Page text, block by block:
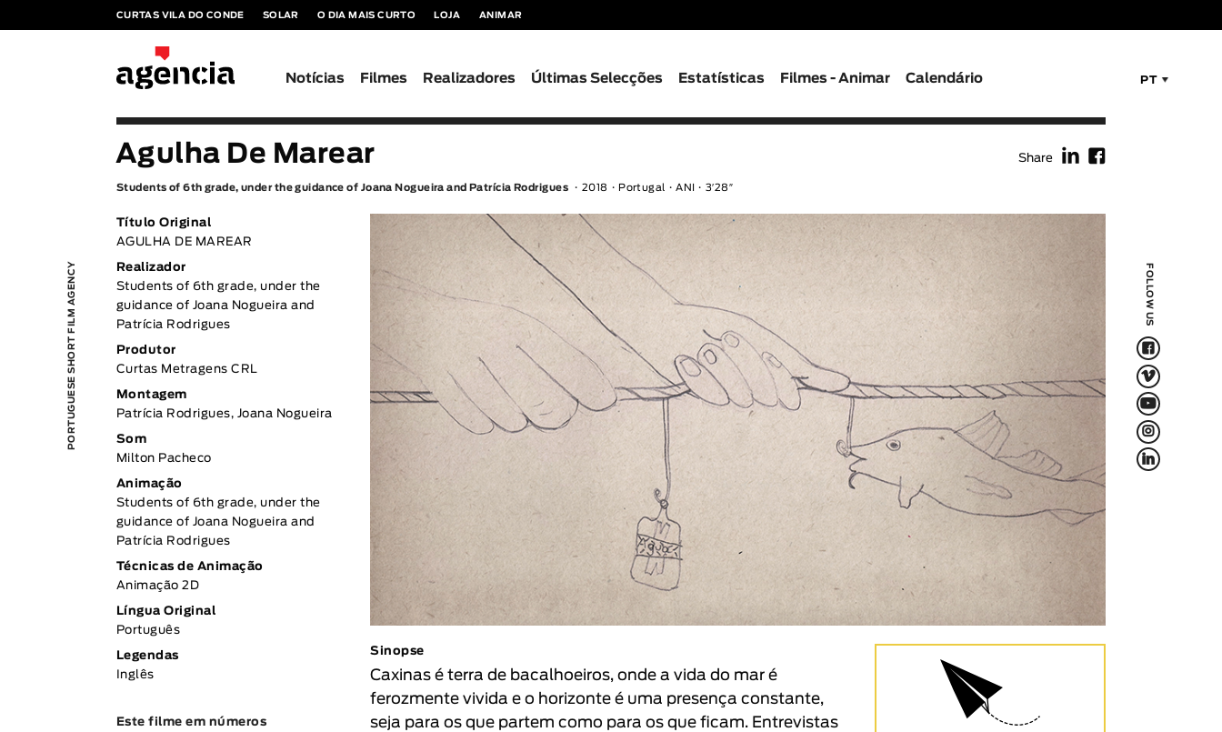
CURTAS VILA DO CONDE SOLAR O DIA MAIS CURTO LOJA ANIMAR
PT
Notícias Filmes Realizadores Últimas Selecções Estatísticas Filmes - Animar Calendário
PORTUGUESE SHORT FILM AGENCY FOLLOW US
F
V
Q
L
f
Agulha De Marear
Students of 6th grade, under the guidance of Joana Nogueira and Patrícia Rodrigues 2018 Portugal ANI 3′28″
Share f F
Sinopse
Caxinas é terra de bacalhoeiros, onde a vida do mar é
ferozmente vivida e o horizonte é uma presença constante,
seja para os que partem como para os que ficam. Entrevistas
Título Original
AGULHA DE MAREAR
Realizador
Students of 6th grade, under the
guidance of Joana Nogueira and
Patrícia Rodrigues
Produtor
Curtas Metragens CRL
Montagem
Patrícia Rodrigues, Joana Nogueira
Som
Milton Pacheco
Animação
Students of 6th grade, under the
guidance of Joana Nogueira and
Patrícia Rodrigues
Técnicas de Animação
Animação 2D
Língua Original
Português
Legendas
Inglês
Este filme em números